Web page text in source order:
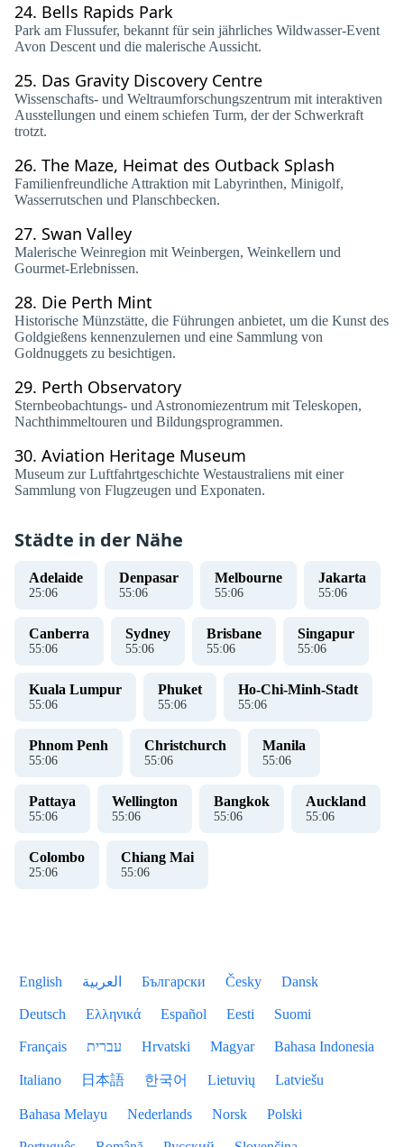
24. Bells Rapids Park
Park am Flussufer, bekannt für sein jährliches Wildwasser-Event
Avon Descent und die malerische Aussicht.
25. Das Gravity Discovery Centre
Wissenschafts- und Weltraumforschungszentrum mit interaktiven
Ausstellungen und einem schiefen Turm, der der Schwerkraft
trotzt.
26. The Maze, Heimat des Outback Splash
Familienfreundliche Attraktion mit Labyrinthen, Minigolf,
Wasserrutschen und Planschbecken.
27. Swan Valley
Malerische Weinregion mit Weinbergen, Weinkellern und
Gourmet-Erlebnissen.
28. Die Perth Mint
Historische Münzstätte, die Führungen anbietet, um die Kunst des
Goldgießens kennenzulernen und eine Sammlung von
Goldnuggets zu besichtigen.
29. Perth Observatory
Sternbeobachtungs- und Astronomiezentrum mit Teleskopen,
Nachthimmeltouren und Bildungsprogrammen.
30. Aviation Heritage Museum
Museum zur Luftfahrtgeschichte Westaustraliens mit einer
Sammlung von Flugzeugen und Exponaten.
Städte in der Nähe
Adelaide
25:07
Denpasar
55:07
Melbourne
55:07
Jakarta
55:07
Canberra
55:07
Sydney
55:07
Brisbane
55:07
Singapur
55:07
Kuala Lumpur
55:07
Phuket
55:07
Ho-Chi-Minh-Stadt
55:07
Phnom Penh
55:07
Christchurch
55:07
Manila
55:07
Pattaya
55:07
Wellington
55:07
Bangkok
55:07
Auckland
55:07
Colombo
25:07
Chiang Mai
55:07
English العربية Български Česky Dansk
Deutsch Ελληνικά Español Eesti Suomi
Français עברית Hrvatski Magyar Bahasa Indonesia
Italiano 日本語 한국어 Lietuvių Latviešu
Bahasa Melayu Nederlands Norsk Polski